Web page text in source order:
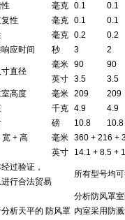
毫克 0.1
0.1
性
毫克 0.1
0.1
毫克 0.2
0.2
应时间
秒 3 2
直径
毫米 90
90
英寸 3.5
3.5
高度
毫米 209
209
千克 4.9
4.9
磅 10.8
10.8
宽 + 高
毫米 360 + 216 +
英寸
14.1 + 8.5 +
过验证，
行合法贸易
所有型号均
分析天平的 防风罩
分析防风罩
内室采用防